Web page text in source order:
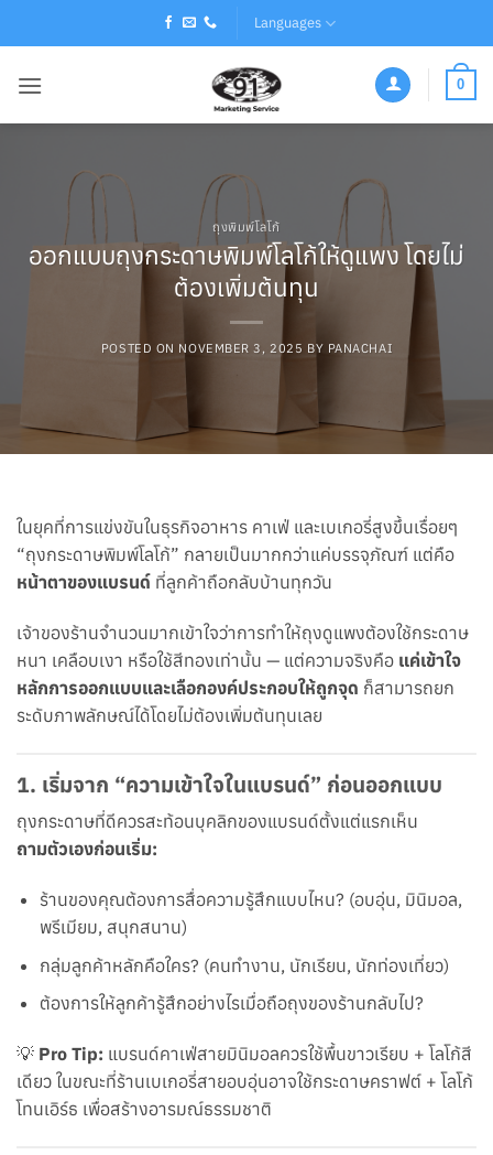
Languages
0
ถุงพิมพ์โลโก้
ออกแบบถุงกระดาษพิมพ์โลโก้ให้ดูแพง โดยไม่
ต้องเพิ่มต้นทุน
POSTED ON NOVEMBER 3, 2025 BY PANACHAI
ในยุคที่การแข่งขันในธุรกิจอาหาร คาเฟ่ และเบเกอรี่สูงขึ้นเรื่อยๆ
“ถุงกระดาษพิมพ์โลโก้” กลายเป็นมากกว่าแค่บรรจุภัณฑ์ แต่คือ
หน้าตาของแบรนด์ ที่ลูกค้าถือกลับบ้านทุกวัน
เจ้าของร้านจำนวนมากเข้าใจว่าการทำให้ถุงดูแพงต้องใช้กระดาษ
หนา เคลือบเงา หรือใช้สีทองเท่านั้น — แต่ความจริงคือ แค่เข้าใจ
หลักการออกแบบและเลือกองค์ประกอบให้ถูกจุด ก็สามารถยก
ระดับภาพลักษณ์ได้โดยไม่ต้องเพิ่มต้นทุนเลย
1. เริ่มจาก “ความเข้าใจในแบรนด์” ก่อนออกแบบ
ถุงกระดาษที่ดีควรสะท้อนบุคลิกของแบรนด์ตั้งแต่แรกเห็น
ถามตัวเองก่อนเริ่ม:
ร้านของคุณต้องการสื่อความรู้สึกแบบไหน? (อบอุ่น, มินิมอล,
พรีเมียม, สนุกสนาน)
กลุ่มลูกค้าหลักคือใคร? (คนทำงาน, นักเรียน, นักท่องเที่ยว)
ต้องการให้ลูกค้ารู้สึกอย่างไรเมื่อถือถุงของร้านกลับไป?
💡 Pro Tip: แบรนด์คาเฟ่สายมินิมอลควรใช้พื้นขาวเรียบ + โลโก้สี
เดียว ในขณะที่ร้านเบเกอรี่สายอบอุ่นอาจใช้กระดาษคราฟต์ + โลโก้
โทนเอิร์ธ เพื่อสร้างอารมณ์ธรรมชาติ